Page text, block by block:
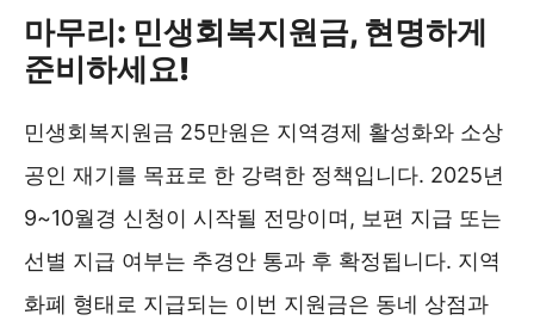
마무리: 민생회복지원금, 현명하게
준비하세요!
민생회복지원금 25만원은 지역경제 활성화와 소상
공인 재기를 목표로 한 강력한 정책입니다. 2025년
9~10월경 신청이 시작될 전망이며, 보편 지급 또는
선별 지급 여부는 추경안 통과 후 확정됩니다. 지역
화폐 형태로 지급되는 이번 지원금은 동네 상점과